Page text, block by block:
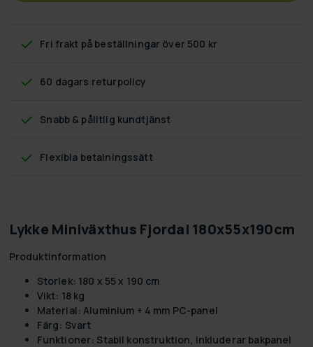
Fri frakt på beställningar över 500 kr
60 dagars returpolicy
Snabb & pålitlig kundtjänst
Flexibla betalningssätt
Lykke Miniväxthus Fjordal 180x55x190cm
Produktinformation
Storlek: 180 x 55 x 190 cm
Vikt: 18 kg
Material: Aluminium + 4 mm PC-panel
Färg: Svart
Funktioner: Stabil konstruktion, inkluderar bakpanel